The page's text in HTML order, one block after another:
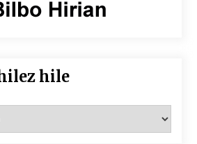
hile